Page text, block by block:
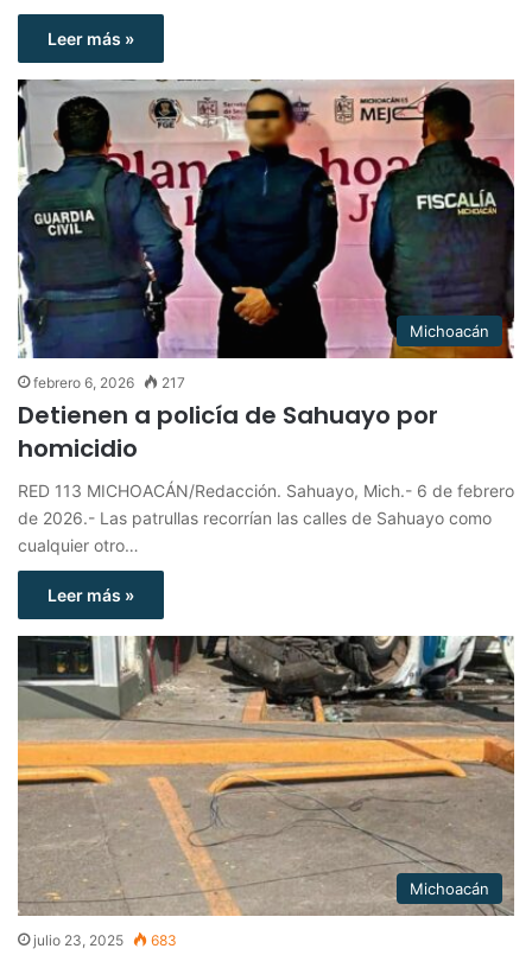
Leer más »
Michoacán
febrero 6, 2026 217
Detienen a policía de Sahuayo por
homicidio
RED 113 MICHOACÁN/Redacción. Sahuayo, Mich.- 6 de febrero
de 2026.- Las patrullas recorrían las calles de Sahuayo como
cualquier otro…
Leer más »
Michoacán
julio 23, 2025 683